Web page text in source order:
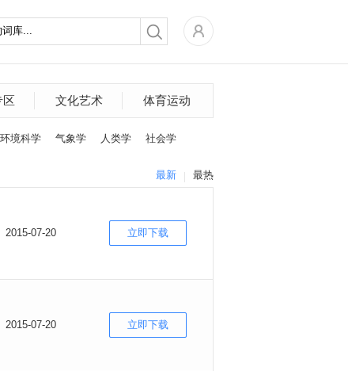
区 文化艺术 体育运动
环境科学 气象学 人类学
社会学
最热
最新
2015-07-20 立即下载
2015-07-20 立即下载